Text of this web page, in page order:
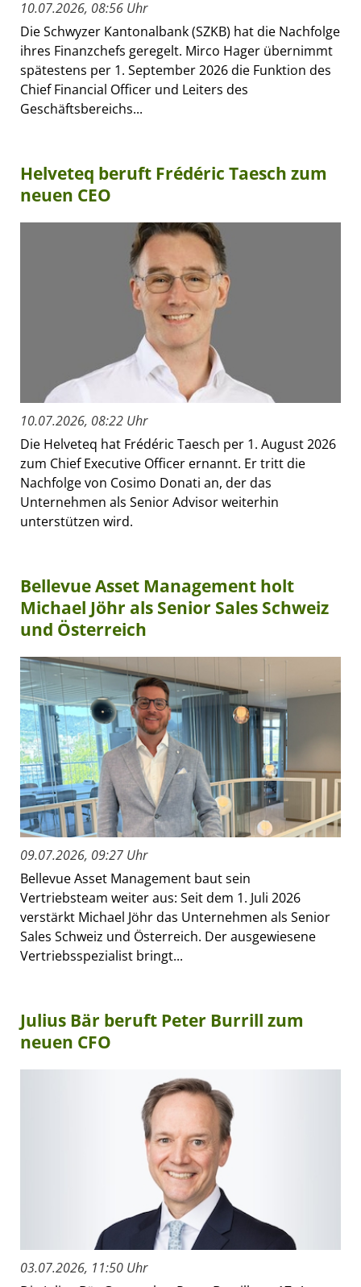
10.07.2026, 08:56 Uhr
Die Schwyzer Kantonalbank (SZKB) hat die Nachfolge
ihres Finanzchefs geregelt. Mirco Hager übernimmt
spätestens per 1. September 2026 die Funktion des
Chief Financial Officer und Leiters des
Geschäftsbereichs...
Helveteq beruft Frédéric Taesch zum
neuen CEO
10.07.2026, 08:22 Uhr
Die Helveteq hat Frédéric Taesch per 1. August 2026
zum Chief Executive Officer ernannt. Er tritt die
Nachfolge von Cosimo Donati an, der das
Unternehmen als Senior Advisor weiterhin
unterstützen wird.
Bellevue Asset Management holt
Michael Jöhr als Senior Sales Schweiz
und Österreich
09.07.2026, 09:27 Uhr
Bellevue Asset Management baut sein
Vertriebsteam weiter aus: Seit dem 1. Juli 2026
verstärkt Michael Jöhr das Unternehmen als Senior
Sales Schweiz und Österreich. Der ausgewiesene
Vertriebsspezialist bringt...
Julius Bär beruft Peter Burrill zum
neuen CFO
03.07.2026, 11:50 Uhr